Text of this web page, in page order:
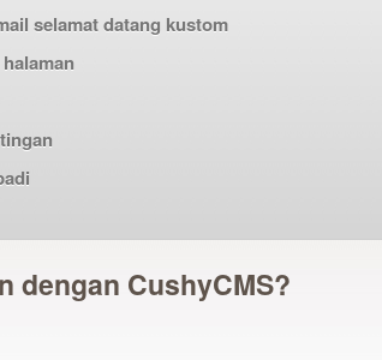
selamat datang kustom
dengan CushyCMS?